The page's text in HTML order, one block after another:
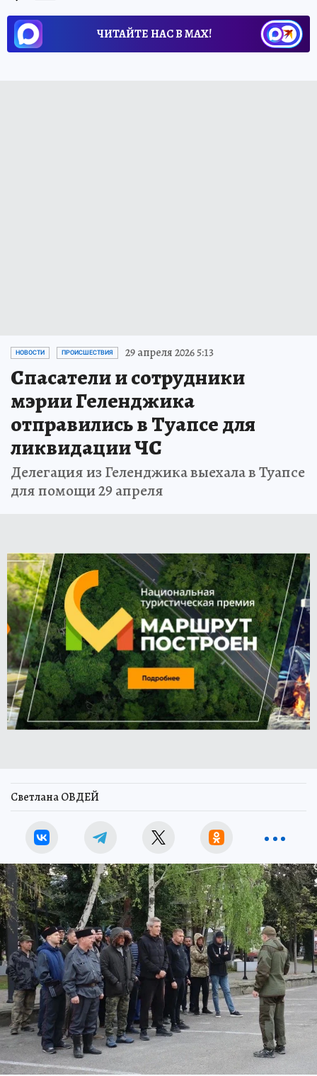
ЧИТАЙТЕ НАС В МАХ!
НОВОСТИ ПРОИСШЕСТВИЯ 29 апреля 2026 5:13
Спасатели и сотрудники
мэрии Геленджика
отправились в Туапсе для
ликвидации ЧС
Делегация из Геленджика выехала в Туапсе
для помощи 29 апреля
Светлана ОВДЕЙ